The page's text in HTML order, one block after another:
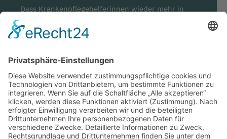
Dass Krankenpflegehelferinnen wieder mehr in
ohne den Service zu übernehmen.
an die Politik?
Die Politiker sollten sich aktiv über einen Zeitraum
von 4 Wochen an der Pflege beteiligen und sich
vor Ort selbst ein Bild machen.